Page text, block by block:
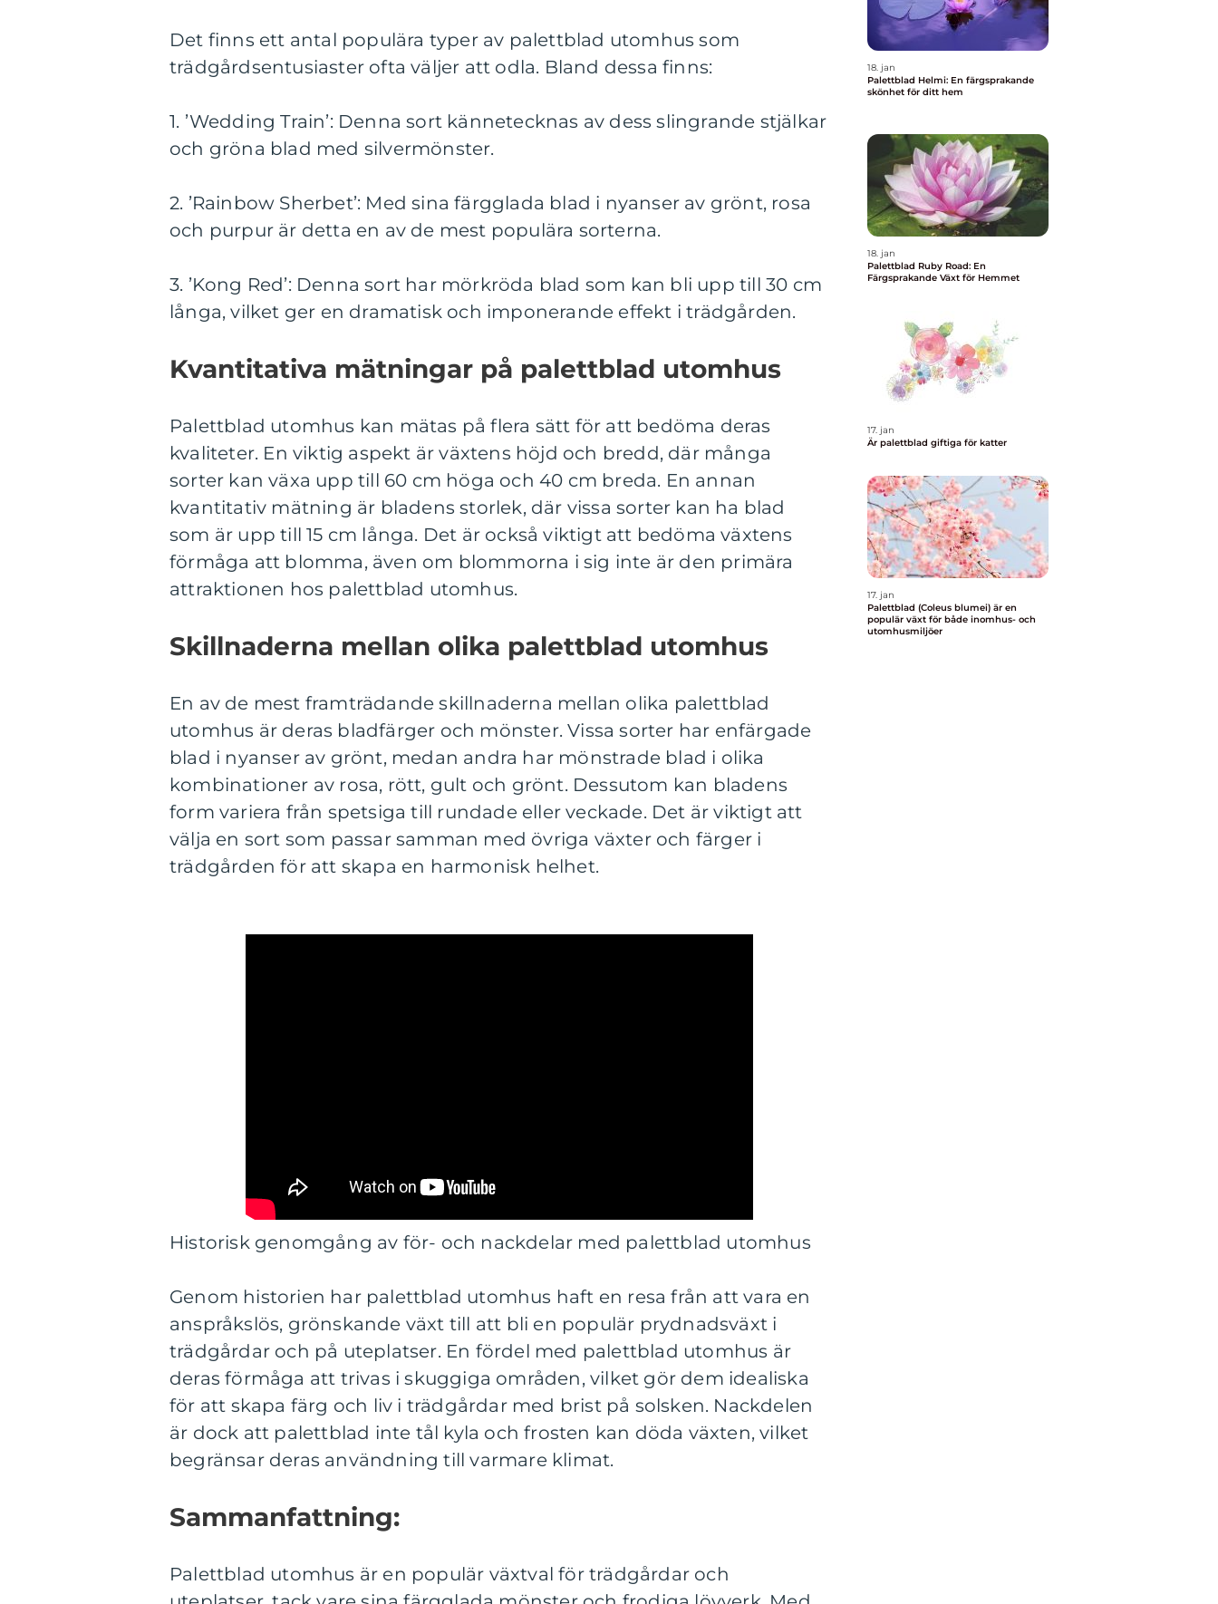
Det finns ett antal populära typer av palettblad utomhus som
trädgårdsentusiaster ofta väljer att odla. Bland dessa finns:
1. ’Wedding Train’: Denna sort kännetecknas av dess slingrande stjälkar
och gröna blad med silvermönster.
2. ’Rainbow Sherbet’: Med sina färgglada blad i nyanser av grönt, rosa
och purpur är detta en av de mest populära sorterna.
3. ’Kong Red’: Denna sort har mörkröda blad som kan bli upp till 30 cm
långa, vilket ger en dramatisk och imponerande effekt i trädgården.
Kvantitativa mätningar på palettblad utomhus
Palettblad utomhus kan mätas på flera sätt för att bedöma deras
kvaliteter. En viktig aspekt är växtens höjd och bredd, där många
sorter kan växa upp till 60 cm höga och 40 cm breda. En annan
kvantitativ mätning är bladens storlek, där vissa sorter kan ha blad
som är upp till 15 cm långa. Det är också viktigt att bedöma växtens
förmåga att blomma, även om blommorna i sig inte är den primära
attraktionen hos palettblad utomhus.
Skillnaderna mellan olika palettblad utomhus
En av de mest framträdande skillnaderna mellan olika palettblad
utomhus är deras bladfärger och mönster. Vissa sorter har enfärgade
blad i nyanser av grönt, medan andra har mönstrade blad i olika
kombinationer av rosa, rött, gult och grönt. Dessutom kan bladens
form variera från spetsiga till rundade eller veckade. Det är viktigt att
välja en sort som passar samman med övriga växter och färger i
trädgården för att skapa en harmonisk helhet.
Historisk genomgång av för- och nackdelar med palettblad utomhus
Genom historien har palettblad utomhus haft en resa från att vara en
anspråkslös, grönskande växt till att bli en populär prydnadsväxt i
trädgårdar och på uteplatser. En fördel med palettblad utomhus är
deras förmåga att trivas i skuggiga områden, vilket gör dem idealiska
för att skapa färg och liv i trädgårdar med brist på solsken. Nackdelen
är dock att palettblad inte tål kyla och frosten kan döda växten, vilket
begränsar deras användning till varmare klimat.
Sammanfattning:
Palettblad utomhus är en populär växtval för trädgårdar och
18. jan
Palettblad Helmi: En färgsprakande
skönhet för ditt hem
18. jan
Palettblad Ruby Road: En
Färgsprakande Växt för Hemmet
17. jan
Är palettblad giftiga för katter
17. jan
Palettblad (Coleus blumei) är en
populär växt för både inomhus- och
utomhusmiljöer